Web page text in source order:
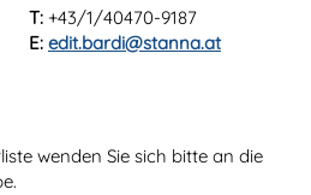
T: +43/1/40470-9187
E: edit.bardi@stanna.at
wenden Sie sich bitte an die